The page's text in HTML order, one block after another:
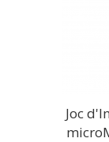
Joc